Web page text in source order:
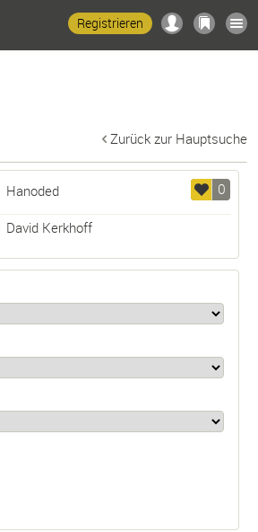
Registrieren
Zurück zur Hauptsuche
0
Hanoded
David Kerkhoff